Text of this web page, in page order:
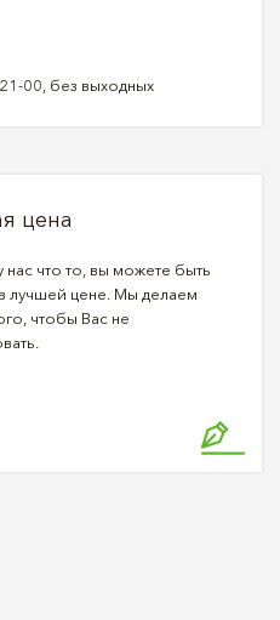
00, без выходных
цена
нас что то, вы можете быть
лучшей цене. Мы делаем
чтобы Вас не